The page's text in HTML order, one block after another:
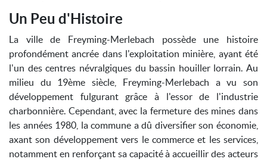
Un Peu d'Histoire
La ville de Freyming-Merlebach possède une histoire
profondément ancrée dans l'exploitation minière, ayant été
l'un des centres névralgiques du bassin houiller lorrain. Au
milieu du 19ème siècle, Freyming-Merlebach a vu son
développement fulgurant grâce à l'essor de l'industrie
charbonnière. Cependant, avec la fermeture des mines dans
les années 1980, la commune a dû diversifier son économie,
axant son développement vers le commerce et les services,
notamment en renforçant sa capacité à accueillir des acteurs